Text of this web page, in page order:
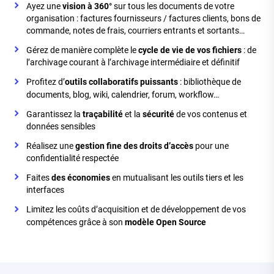
Ayez unevision à 360°sur tous les documents de votre
organisation : factures fournisseurs / factures clients, bons de
commande, notes de frais, courriers entrants et sortants…
Gérez de manière complète lecycle de vie de vos fichiers : de
l’archivage courant à l’archivage intermédiaire et définitif
Profitez d’outils collaboratifs puissants : bibliothèque de
documents, blog, wiki, calendrier, forum, workflow…
Garantissez la traçabilitéet la sécuritéde vos contenus et
données sensibles
Réalisez unegestion fine des droits d’accès pour une
confidentialité respectée
Faitesdes économiesen mutualisant les outils tiers et les
interfaces
Limitez les coûts d’acquisition et de développement de vos
compétences grâce à son modèle Open Source